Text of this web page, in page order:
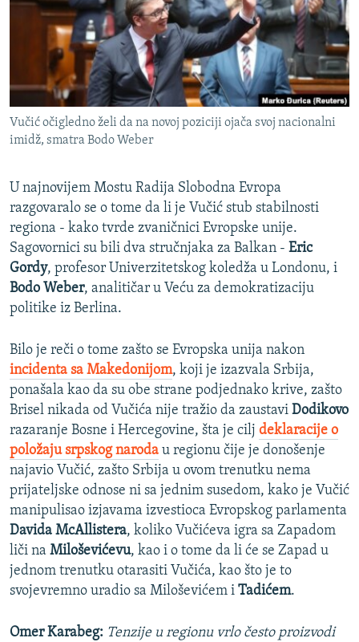
ISPRIČAJ MI
DNEVNO@RSE
SPECIJALI RSE
VIŠE OD NASLOVA
GENOCID U SREBRENICI
TV LIBERTY
POST SCRIPTUM
MOJA EVROPA
TRI DECENIJE OD RATA U BIH
SVE KARTE DEJTONA
PRATITE NAS
Sve RFE/RL stranice
Vučić očigledno želi da na novoj poziciji ojača svoj nacionalni
imidž, smatra Bodo Weber
U najnovijem Mostu Radija Slobodna Evropa
razgovaralo se o tome da li je Vučić stub stabilnosti
regiona - kako tvrde zvaničnici Evropske unije.
Sagovornici su bili dva stručnjaka za Balkan - Eric
Gordy, profesor Univerzitetskog koledža u Londonu, i
Bodo Weber, analitičar u Veću za demokratizaciju
politike iz Berlina.
Bilo je reči o tome zašto se Evropska unija nakon
incidenta sa Makedonijom, koji je izazvala Srbija,
ponašala kao da su obe strane podjednako krive, zašto
Brisel nikada od Vučića nije tražio da zaustavi Dodikovo
razaranje Bosne i Hercegovine, šta je cilj deklaracije o
položaju srpskog naroda u regionu čije je donošenje
najavio Vučić, zašto Srbija u ovom trenutku nema
prijateljske odnose ni sa jednim susedom, kako je Vučić
manipulisao izjavama izvestioca Evropskog parlamenta
Davida McAllistera, koliko Vučićeva igra sa Zapadom
liči na Miloševićevu, kao i o tome da li će se Zapad u
jednom trenutku otarasiti Vučića, kao što je to
svojevremno uradio sa Miloševićem i Tadićem.
Omer Karabeg: Tenzije u regionu vrlo često proizvodi